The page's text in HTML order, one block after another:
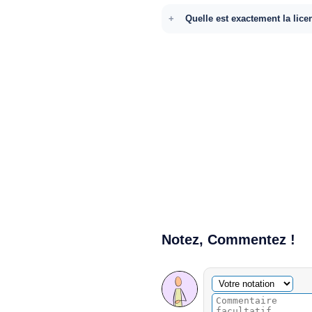
Quelle est exactement la
Notez, Commentez !
Commentaire facultatif
Votre notation